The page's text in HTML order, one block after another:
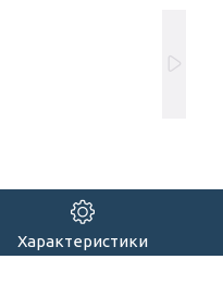
Характеристики